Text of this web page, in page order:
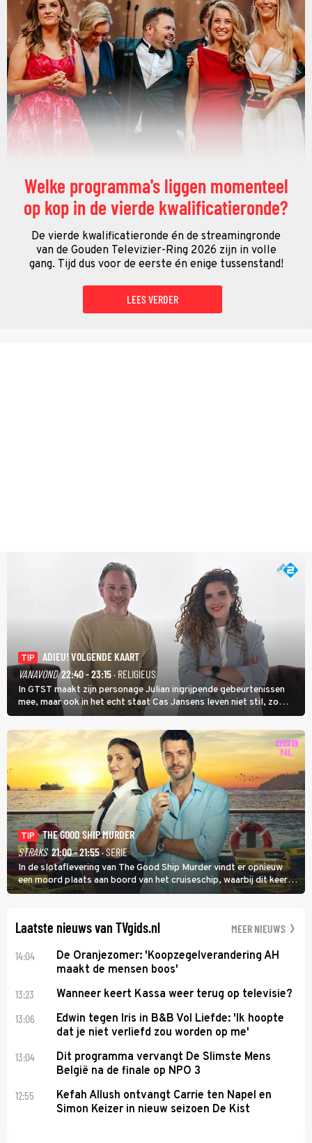
Welke programma's liggen momenteel
op kop in de vierde kwalificatieronde?
De vierde kwalificatieronde én de streamingronde
van de Gouden Televizier-Ring 2026 zijn in volle
gang. Tijd dus voor de eerste én enige tussenstand!
LEES VERDER
TIP
ADIEU! VOLGENDE KAART
VANAVOND 22:40 - 23:15· RELIGIEUS
In GTST maakt zijn personage Julian ingrijpende gebeurtenissen
mee, maar ook in het echt staat Cas Jansens leven niet stil, zo
vertelt hij in Adieu! Volgende Kaart.
TIP
THE GOOD SHIP MURDER
STRAKS 21:00 - 21:55· SERIE
In de slotaflevering van The Good Ship Murder vindt er opnieuw
een moord plaats aan boord van het cruiseschip, waarbij dit keer
een bemanningslid het slachtoffer is en kapitein Marlowe de dader
Laatste nieuws van TVgids.nl MEER NIEUWS
14:04
De Oranjezomer: 'Koopzegelverandering AH
maakt de mensen boos'
13:23 Wanneer keert Kassa weer terug op televisie?
13:06
Edwin tegen Iris in B&B Vol Liefde: 'Ik hoopte
dat je niet verliefd zou worden op me'
13:04
Dit programma vervangt De Slimste Mens
België na de finale op NPO 3
12:55
Kefah Allush ontvangt Carrie ten Napel en
Simon Keizer in nieuw seizoen De Kist